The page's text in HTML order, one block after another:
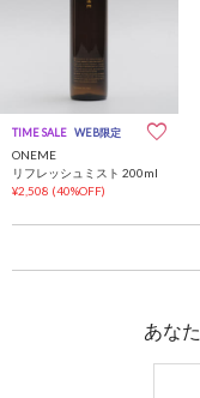
TIME SALE WEB限定
ONEME
リフレッシュミスト 200ml
¥2,508 (40%OFF)
あな